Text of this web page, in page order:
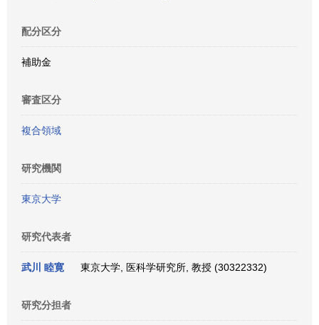
配分区分
補助金
審査区分
複合領域
研究機関
東京大学
研究代表者
武川 睦寛 東京大学, 医科学研究所, 教授 (30322332)
研究分担者